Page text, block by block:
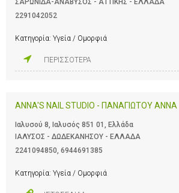
ΣΑΡΩΝΙΔΑ-ΑΝΑΒΥΣΟΣ - ΑΤΤΙΚΗΣ - ΕΛΛΑΔΑ
2291042052
Κατηγορία: Υγεία / Ομορφιά
ΠΕΡΙΣΣΟΤΕΡΑ
ANNA'S NAIL STUDIO - ΠΑΝΑΓΙΩΤΟΥ ΑΝΝΑ
Ιαλυσού 8, Ιαλυσός 851 01, Ελλάδα
ΙΑΛΥΣΟΣ - ΔΩΔΕΚΑΝΗΣΟΥ - ΕΛΛΑΔΑ
2241094850, 6944691385
Κατηγορία: Υγεία / Ομορφιά